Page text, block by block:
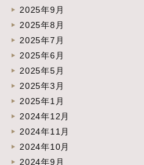
2025年9月
2025年8月
2025年7月
2025年6月
2025年5月
2025年3月
2025年1月
2024年12月
2024年11月
2024年10月
2024年9月